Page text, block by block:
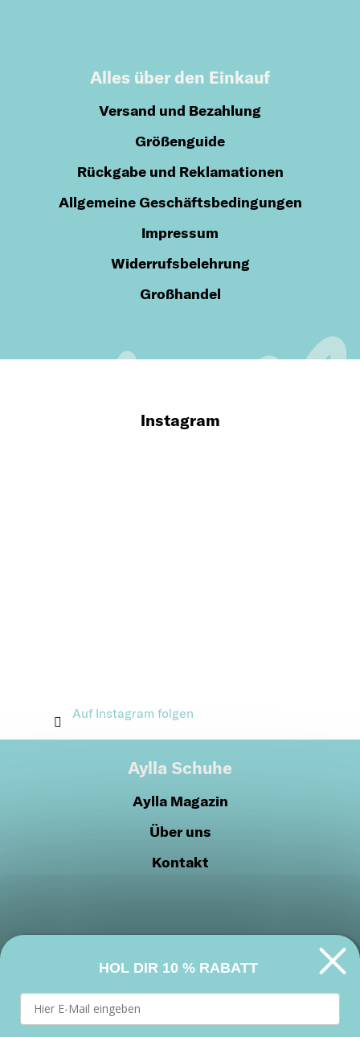
Alles über den Einkauf
Versand und Bezahlung
Größenguide
Rückgabe und Reklamationen
Allgemeine Geschäftsbedingungen
Impressum
Widerrufsbelehrung
Großhandel
Instagram
Auf Instagram folgen
Aylla Schuhe
Aylla Magazin
Über uns
Kontakt
DatenschutzrichtlinienCookie-Richtlinien
Werden Sie Teil unserer Gemeinschaft
HOL DIR 10 % RABATT